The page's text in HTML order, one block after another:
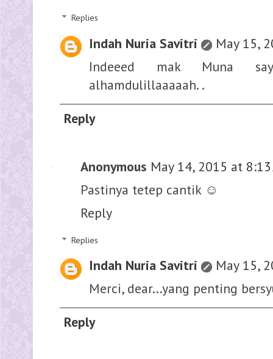
Replies
Indah Nuria Savitri
May 15,
Indeeed mak Muna
alhamdulillaaaaah. .
Reply
Anonymous May 14, 2015 at 8:13
Pastinya tetep cantik ☺
Reply
Replies
Indah Nuria Savitri
May 15,
Merci, dear...yang penting
Reply